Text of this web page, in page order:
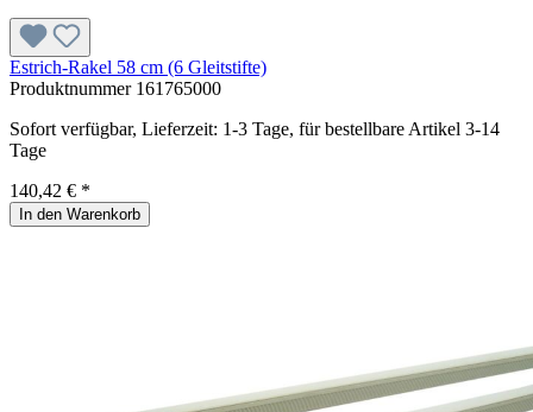
Estrich-Rakel 58 cm (6 Gleitstifte)
Produktnummer 161765000
Sofort verfügbar, Lieferzeit: 1-3 Tage, für bestellbare Artikel 3-14
Tage
140,42 € *
In den Warenkorb